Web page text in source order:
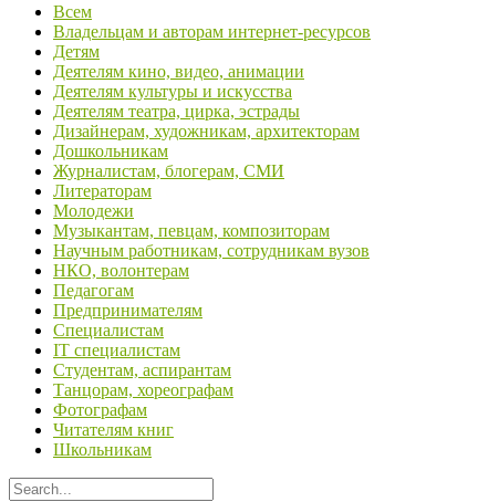
Всем
Владельцам и авторам интернет-ресурсов
Детям
Деятелям кино, видео, анимации
Деятелям культуры и искусства
Деятелям театра, цирка, эстрады
Дизайнерам, художникам, архитекторам
Дошкольникам
Журналистам, блогерам, СМИ
Литераторам
Молодежи
Музыкантам, певцам, композиторам
Научным работникам, сотрудникам вузов
НКО, волонтерам
Педагогам
Предпринимателям
Специалистам
IT специалистам
Студентам, аспирантам
Танцорам, хореографам
Фотографам
Читателям книг
Школьникам